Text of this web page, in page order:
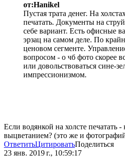
от:Hanikel
Пустая трата денег. На
печатать. Документы на
себе вариант. Есть офисные
эрзац на самом деле. По
ценовом сегменте.
вопросом - о чб фото скорее
или довольствоваться сине-
импрессионизмом.
Если водянкой на холсте печатать
выцветанием? (это же и
ОтветитьЦитироватьПоделиться
23 янв. 2019 г., 10:59:17